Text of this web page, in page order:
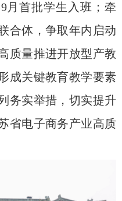
9月首批学生入班；牵
合体，争取年内启动
质量推进开放型产教
成关键教育教学要素
务实举措，切实提升
省电子商务产业高质